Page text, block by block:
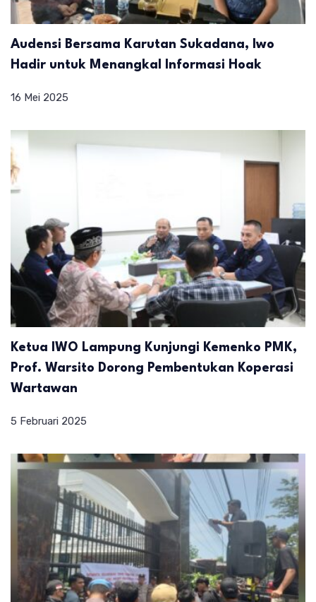
Audensi Bersama Karutan Sukadana, Iwo
Hadir untuk Menangkal Informasi Hoak
16 Mei 2025
Ketua IWO Lampung Kunjungi Kemenko PMK,
Prof. Warsito Dorong Pembentukan Koperasi
Wartawan
5 Februari 2025